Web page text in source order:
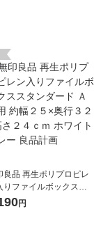
良品 再生ポリプロピレ
りファイルボックスス
ダード Ａ４用 約幅２５
円